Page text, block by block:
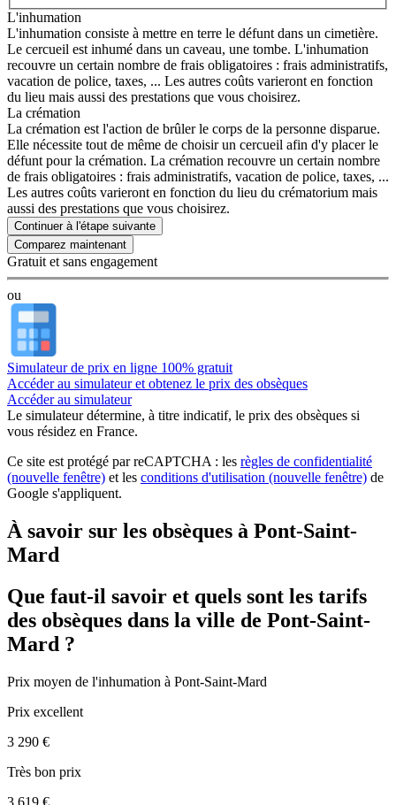
L'inhumation
L'inhumation consiste à mettre en terre le défunt dans un cimetière.
Le cercueil est inhumé dans un caveau, une tombe. L'inhumation
recouvre un certain nombre de frais obligatoires : frais administratifs,
vacation de police, taxes, ... Les autres coûts varieront en fonction
du lieu mais aussi des prestations que vous choisirez.
La crémation
La crémation est l'action de brûler le corps de la personne disparue.
Elle nécessite tout de même de choisir un cercueil afin d'y placer le
défunt pour la crémation. La crémation recouvre un certain nombre
de frais obligatoires : frais administratifs, vacation de police, taxes, ...
Les autres coûts varieront en fonction du lieu du crématorium mais
aussi des prestations que vous choisirez.
Continuer à l'étape suivante
Gratuit et sans engagement
ou
Simulateur de prix en ligne 100% gratuit
Accéder au simulateur et obtenez le prix des obsèques
Accéder au simulateur
Le simulateurdétermine, à titre indicatif, le prix des obsèques si
vous résidez en France.
Ce site est protégé par reCAPTCHA : les règles de confidentialité
(nouvelle fenêtre) et les conditions d'utilisation (nouvelle fenêtre) de
Google s'appliquent.
À savoir sur les obsèques à Pont-Saint-
Mard
Que faut-il savoir et quels sont les tarifs
des obsèques dans la ville de Pont-Saint-
Mard ?
Prix moyen de l'inhumation à Pont-Saint-Mard
Prix excellent
3 290 €
Très bon prix
3 619 €